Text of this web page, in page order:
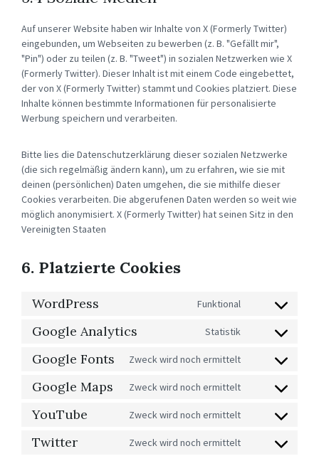
Auf unserer Website haben wir Inhalte von X (Formerly Twitter)
eingebunden, um Webseiten zu bewerben (z. B. "Gefällt mir",
"Pin") oder zu teilen (z. B. "Tweet") in sozialen Netzwerken wie X
(Formerly Twitter). Dieser Inhalt ist mit einem Code eingebettet,
der von X (Formerly Twitter) stammt und Cookies platziert. Diese
Inhalte können bestimmte Informationen für personalisierte
Werbung speichern und verarbeiten.
Bitte lies die Datenschutzerklärung dieser sozialen Netzwerke
(die sich regelmäßig ändern kann), um zu erfahren, wie sie mit
deinen (persönlichen) Daten umgehen, die sie mithilfe dieser
Cookies verarbeiten. Die abgerufenen Daten werden so weit wie
möglich anonymisiert. X (Formerly Twitter) hat seinen Sitz in den
Vereinigten Staaten
6. Platzierte Cookies
WordPress Funktional
CONSENT
SERVICE
WORDPRESS
Google Analytics Statistik
CONSENT
SERVICE
GOOGLE-
Google Fonts Zweck wird noch ermittelt
CONSENT
SERVICE
GOOGLE-
Google Maps Zweck wird noch ermittelt
CONSENT
SERVICE
GOOGLE-
YouTube Zweck wird noch ermittelt
CONSENT
SERVICE
YOUTUBE
Twitter Zweck wird noch ermittelt
CONSENT